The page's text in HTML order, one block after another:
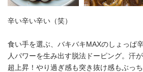
辛い辛い辛い（笑）
食い手を選ぶ、バキバキMAXのしょっぱ
人パワーを生み出す脱法ドーピング。汗
超上昇！やり過ぎ感も突き抜け感もぶっち